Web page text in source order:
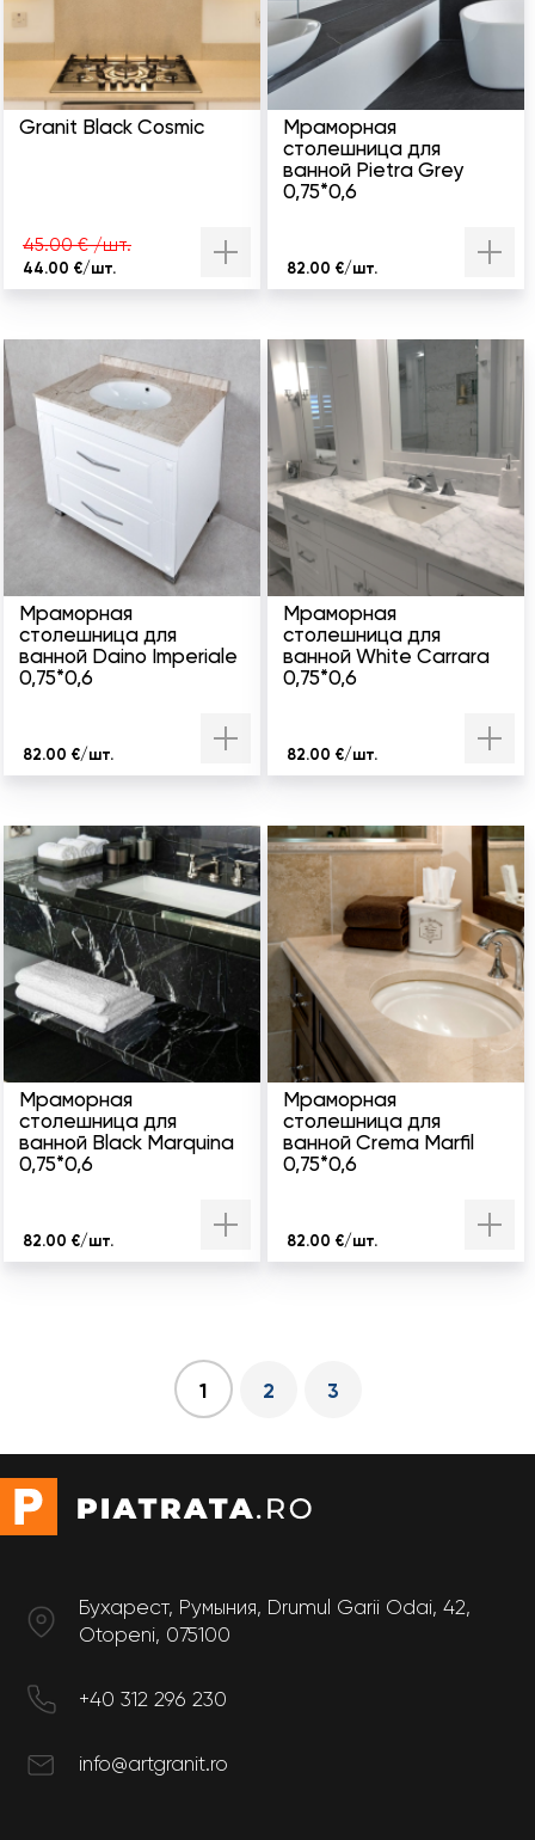
Granit Black Cosmic
45.00 € /шт.
44.00 €/шт.
Мраморная
столешница для
ванной Pietra Grey
0,75*0,6
82.00 €/шт.
Мраморная
столешница для
ванной Daino Imperiale
0,75*0,6
82.00 €/шт.
Мраморная
столешница для
ванной White Carrara
0,75*0,6
82.00 €/шт.
Мраморная
столешница для
ванной Black Marquina
0,75*0,6
82.00 €/шт.
Мраморная
столешница для
ванной Crema Marfil
0,75*0,6
82.00 €/шт.
1 2 3
Бухарест, Румыния, Drumul Garii Odai, 42,
Otopeni, 075100
+40 312 296 230
info@artgranit.ro